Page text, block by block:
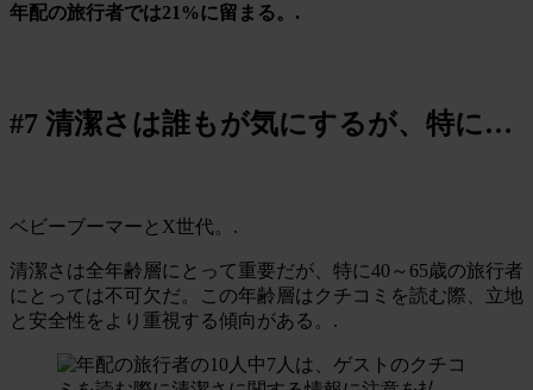
年配の旅行者では21%に留まる。.
#7 清潔さは誰もが気にするが、特に…
ベビーブーマーとX世代。.
清潔さは全年齢層にとって重要だが、特に40～65歳の旅行者
にとっては不可欠だ。この年齢層はクチコミを読む際、立地
と安全性をより重視する傾向がある。.